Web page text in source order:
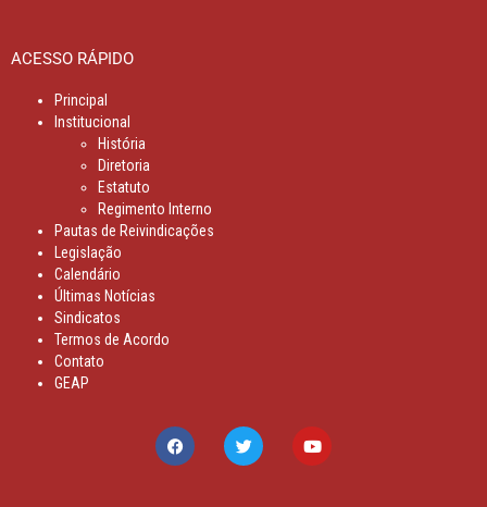
ACESSO RÁPIDO
Principal
Institucional
História
Diretoria
Estatuto
Regimento Interno
Pautas de Reivindicações
Legislação
Calendário
Últimas Notícias
Sindicatos
Termos de Acordo
Contato
GEAP